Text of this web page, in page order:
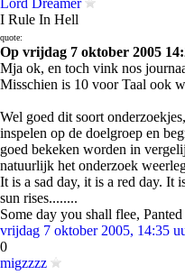
Lord Dreamer
I Rule In Hell
quote:
Op vrijdag 7 oktober 2005
Mja ok, en toch vink nos
Misschien is 10 voor Taal ook
Wel goed dit soort
inspelen op de doelgroep en
goed bekeken worden in
natuurlijk het onderzoek
It is a sad day, it is a red day. It
sun rises........
Some day you shall flee,
vrijdag 7 oktober 2005, 14:35
0
migzzzz